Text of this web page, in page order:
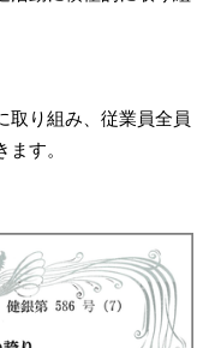
取り組み、従業員全員
す。